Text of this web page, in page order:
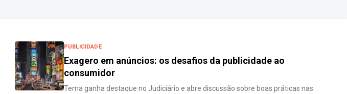
PUBLICIDADE
Exagero em anúncios: os desafios da publicidade ao
consumidor
Tema ganha destaque no Judiciário e abre discussão sobre boas práticas nas